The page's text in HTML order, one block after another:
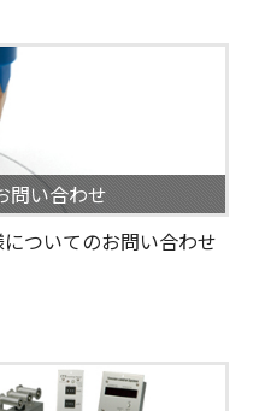
問い合わせ
ついてのお問い合わせ